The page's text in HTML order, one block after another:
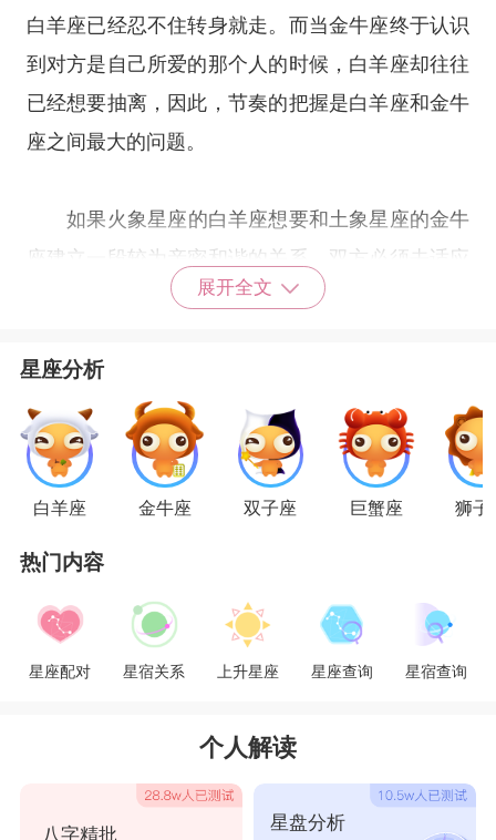
白羊座已经忍不住转身就走。而当金牛座终于认识
到对方是自己所爱的那个人的时候，白羊座却往往
已经想要抽离，因此，节奏的把握是白羊座和金牛
座之间最大的问题。
如果 火象星座的白羊座想要和土象星座的金牛
座建立一段较为亲密和谐的关系，双方必须去适应
对方的性格，调整自己的步伐，让彼此互动的频率
去等待慢热的金牛，而金牛对于习惯当前锋的白羊
应该给予更多的鼓励和好评，让白羊明白你有看到
他的付出和努力。在彼此沟通的时候，学会透过言
语去看本质，对白羊和金牛都同样重要。
展开全文
星座分析
白羊座 金牛座 双子座 巨蟹座 狮子
热门内容
星座配对 星宿关系 上升星座 星座查询 星宿查询
个人解读
八字精批
星盘分析